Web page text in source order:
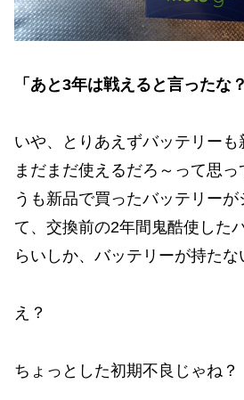
「あと3年は戦えると言ったな
いや、とりあえずバッテリーも
まだまだ使えるだろ～って思
うも新品で買ったバッテリーが
て、交換前の2年間鬼酷使した
らいしか、バッテリーが持たな
え？
ちょっとした初期不良じゃね？